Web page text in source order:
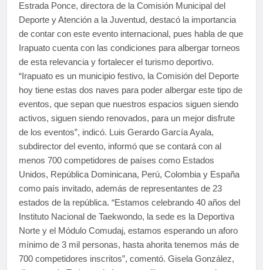
Estrada Ponce, directora de la Comisión Municipal del
Deporte y Atención a la Juventud, destacó la importancia
de contar con este evento internacional, pues habla de que
Irapuato cuenta con las condiciones para albergar torneos
de esta relevancia y fortalecer el turismo deportivo.
“Irapuato es un municipio festivo, la Comisión del Deporte
hoy tiene estas dos naves para poder albergar este tipo de
eventos, que sepan que nuestros espacios siguen siendo
activos, siguen siendo renovados, para un mejor disfrute
de los eventos”, indicó. Luis Gerardo García Ayala,
subdirector del evento, informó que se contará con al
menos 700 competidores de países como Estados
Unidos, República Dominicana, Perú, Colombia y España
como país invitado, además de representantes de 23
estados de la república. “Estamos celebrando 40 años del
Instituto Nacional de Taekwondo, la sede es la Deportiva
Norte y el Módulo Comudaj, estamos esperando un aforo
mínimo de 3 mil personas, hasta ahorita tenemos más de
700 competidores inscritos”, comentó. Gisela González,